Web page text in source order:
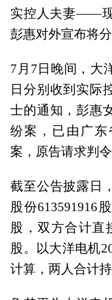
实控人夫妻——
彭惠对外宣布将分
7月7日晚间，大
日分别收到实际
士的通知，彭惠
纷案，已由广东
案，原告请求判
截至公告披露日
股份613591916
股，双方合计直
股。以大洋电机
计算，两人合计